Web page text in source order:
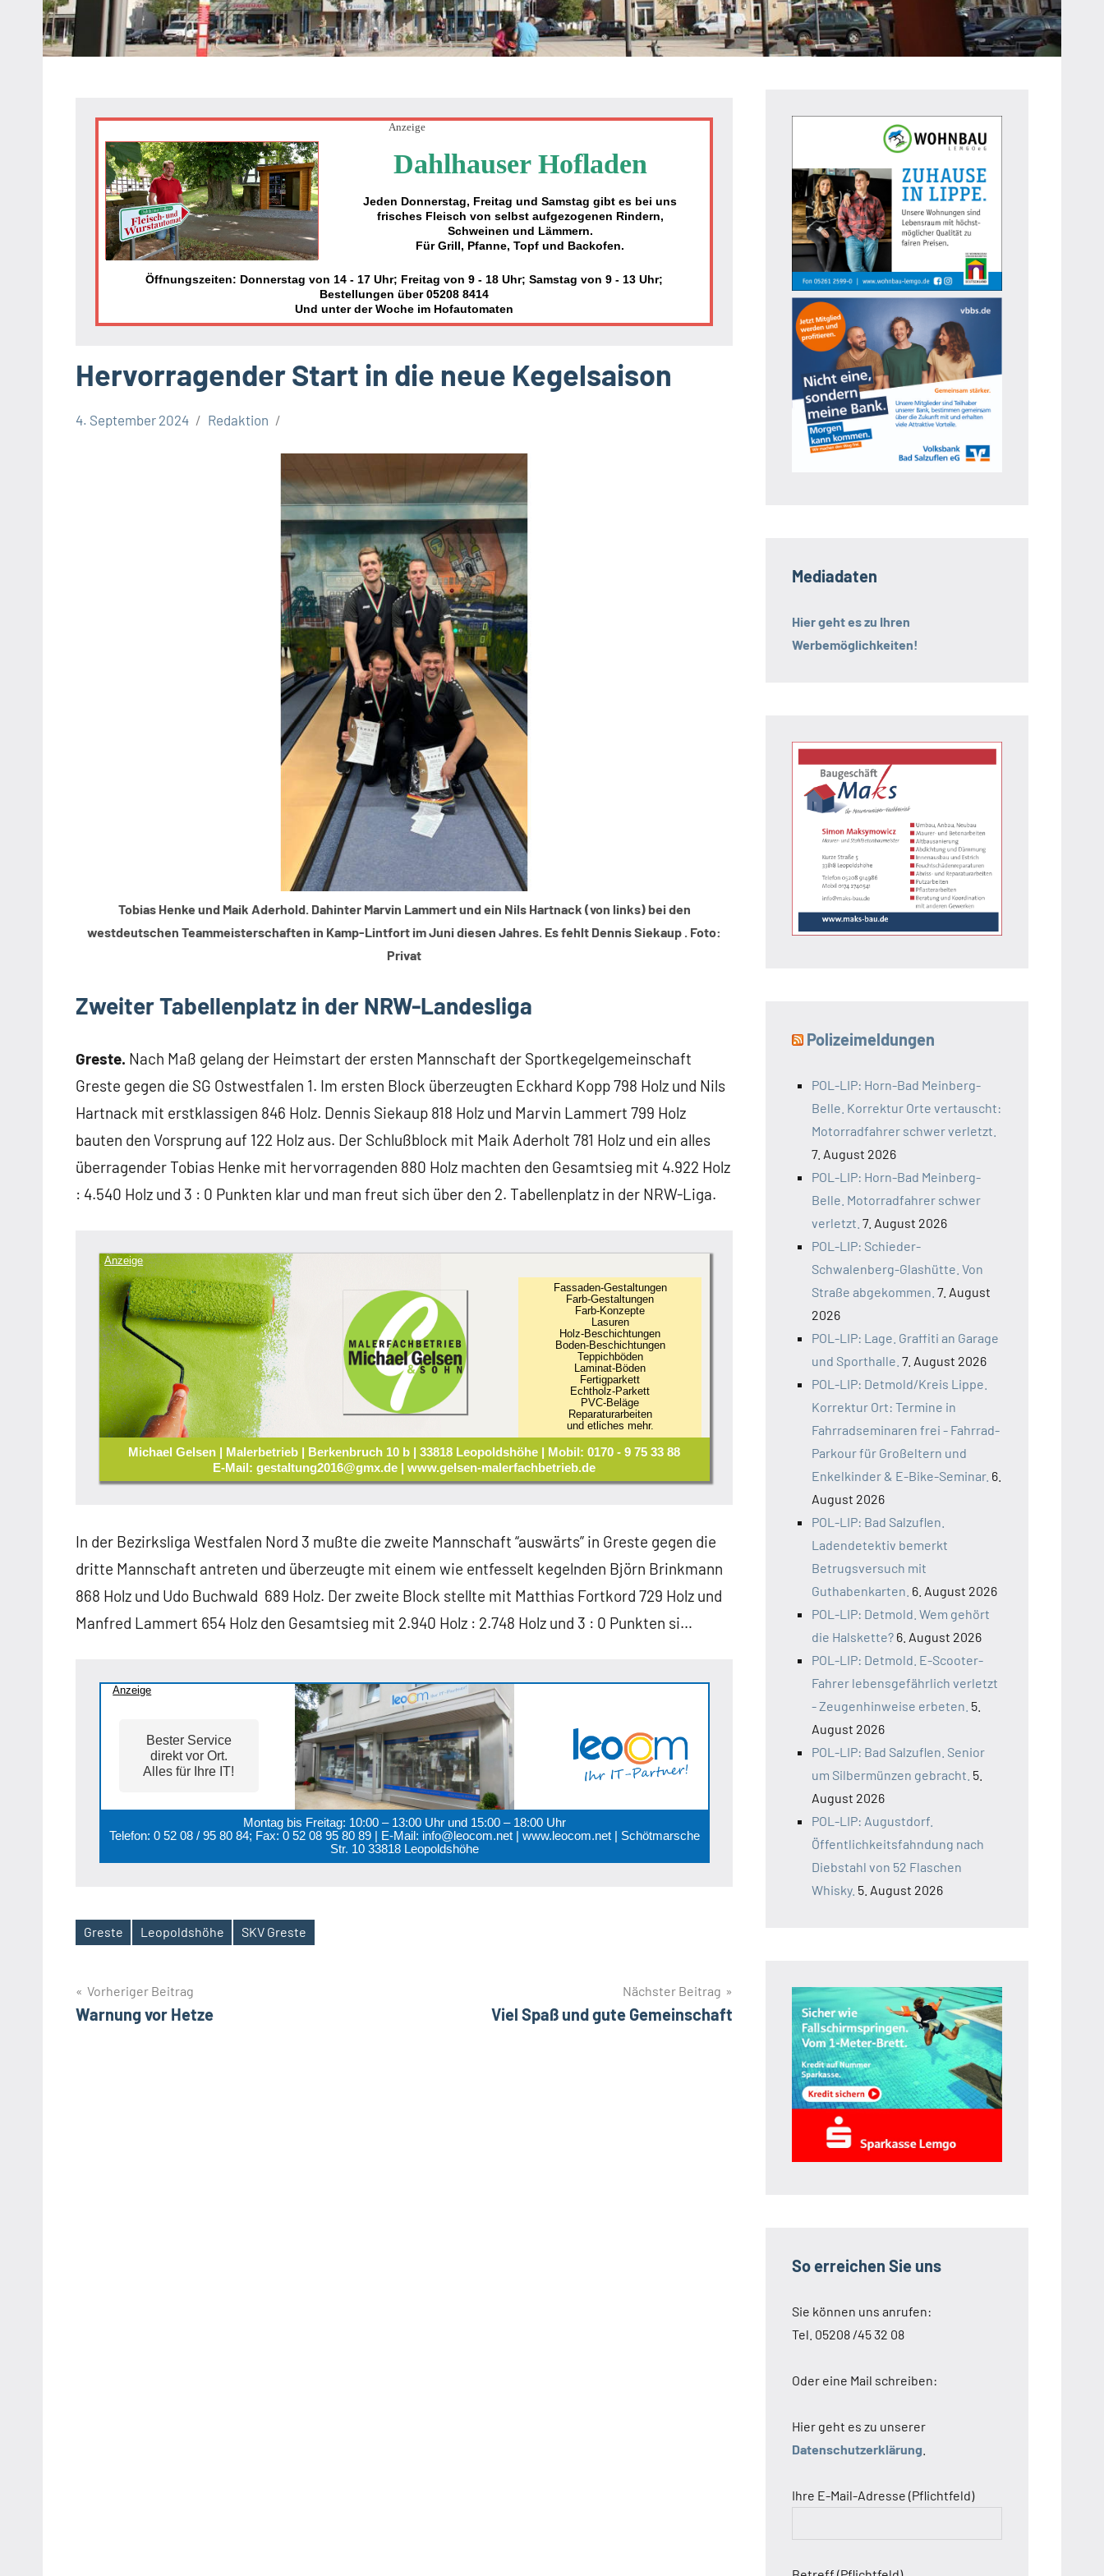
Heipke,
Leopoldshöhe,
Anzeige
Dahlhauser Hofladen
Jeden Donnerstag, Freitag und Samstag gibt es bei uns
frisches Fleisch von selbst aufgezogenen Rindern,
Schweinen und Lämmern.
Für Grill, Pfanne, Topf und Backofen.
Öffnungszeiten: Donnerstag von 14 - 17 Uhr; Freitag von 9 - 18 Uhr; Samstag von 9 - 13 Uhr;
Bestellungen über 05208 8414
Und unter der Woche im Hofautomaten
Hervorragender Start in die neue Kegelsaison
Leopoldshöhe
4. September 2024 Redaktion
Tobias Henke und Maik Aderhold. Dahinter Marvin Lammert und ein Nils Hartnack (von links) bei den
westdeutschen Teammeisterschaften in Kamp-Lintfort im Juni diesen Jahres. Es fehlt Dennis Siekaup . Foto:
Privat
Zweiter Tabellenplatz in der NRW-Landesliga
Greste. Nach Maß gelang der Heimstart der ersten Mannschaft der Sportkegelgemeinschaft
Greste gegen die SG Ostwestfalen 1. Im ersten Block überzeugten Eckhard Kopp 798 Holz und Nils
Hartnack mit erstklassigen 846 Holz. Dennis Siekaup 818 Holz und Marvin Lammert 799 Holz
bauten den Vorsprung auf 122 Holz aus. Der Schlußblock mit Maik Aderholt 781 Holz und ein alles
überragender Tobias Henke mit hervorragenden 880 Holz machten den Gesamtsieg mit 4.922 Holz
: 4.540 Holz und 3 : 0 Punkten klar und man freut sich über den 2. Tabellenplatz in der NRW-Liga.
Anzeige
Fassaden-Gestaltungen
Farb-Gestaltungen
Farb-Konzepte
Lasuren
Holz-Beschichtungen
Boden-Beschichtungen
Teppichböden
Laminat-Böden
Fertigparkett
Echtholz-Parkett
PVC-Beläge
Reparaturarbeiten
und etliches mehr.
Michael Gelsen | Malerbetrieb | Berkenbruch 10 b | 33818 Leopoldshöhe | Mobil: 0170 - 9 75 33 88
E-Mail: gestaltung2016@gmx.de | www.gelsen-malerfachbetrieb.de
In der Bezirksliga Westfalen Nord 3 mußte die zweite Mannschaft “auswärts” in Greste gegen die
dritte Mannschaft antreten und überzeugte mit einem wie entfesselt kegelnden Björn Brinkmann
868 Holz und Udo Buchwald 689 Holz. Der zweite Block stellte mit Matthias Fortkord 729 Holz und
Manfred Lammert 654 Holz den Gesamtsieg mit 2.940 Holz : 2.748 Holz und 3 : 0 Punkten si…
Anzeige
Bester Service
direkt vor Ort.
Alles für Ihre IT!
Montag bis Freitag: 10:00 – 13:00 Uhr und 15:00 – 18:00 Uhr
Telefon: 0 52 08 / 95 80 84; Fax: 0 52 08 95 80 89 | E-Mail: info@leocom.net | www.leocom.net | Schötmarsche
Str. 10 33818 Leopoldshöhe
Schlagwörter
Greste Leopoldshöhe SKV Greste
Beitragsnavigation
Vorheriger Beitrag
Warnung vor Hetze
Nächster Beitrag
Viel Spaß und gute Gemeinschaft
Mediadaten
Hier geht es zu Ihren
Werbemöglichkeiten!
Polizeimeldungen
POL-LIP: Horn-Bad Meinberg-
Belle. Korrektur Orte vertauscht:
Motorradfahrer schwer verletzt.
7. August 2026
POL-LIP: Horn-Bad Meinberg-
Belle. Motorradfahrer schwer
verletzt. 7. August 2026
POL-LIP: Schieder-
Schwalenberg-Glashütte. Von
Straße abgekommen. 7. August
2026
POL-LIP: Lage. Graffiti an Garage
und Sporthalle. 7. August 2026
POL-LIP: Detmold/Kreis Lippe.
Korrektur Ort: Termine in
Fahrradseminaren frei - Fahrrad-
Parkour für Großeltern und
Enkelkinder & E-Bike-Seminar. 6.
August 2026
POL-LIP: Bad Salzuflen.
Ladendetektiv bemerkt
Betrugsversuch mit
Guthabenkarten. 6. August 2026
POL-LIP: Detmold. Wem gehört
die Halskette? 6. August 2026
POL-LIP: Detmold. E-Scooter-
Fahrer lebensgefährlich verletzt
- Zeugenhinweise erbeten. 5.
August 2026
POL-LIP: Bad Salzuflen. Senior
um Silbermünzen gebracht. 5.
August 2026
POL-LIP: Augustdorf.
Öffentlichkeitsfahndung nach
Diebstahl von 52 Flaschen
Whisky. 5. August 2026
So erreichen Sie uns
Sie können uns anrufen:
Tel. 05208 /45 32 08
Oder eine Mail schreiben:
Hier geht es zu unserer
Datenschutzerklärung
Ihre E-Mail-Adresse (Pflichtfeld)